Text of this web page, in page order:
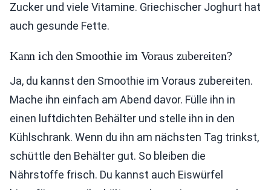
Zucker und viele Vitamine. Griechischer Joghurt hat
auch gesunde Fette.
Kann ich den Smoothie im Voraus zubereiten?
Ja, du kannst den Smoothie im Voraus zubereiten.
Mache ihn einfach am Abend davor. Fülle ihn in
einen luftdichten Behälter und stelle ihn in den
Kühlschrank. Wenn du ihn am nächsten Tag trinkst,
schüttle den Behälter gut. So bleiben die
Nährstoffe frisch. Du kannst auch Eiswürfel